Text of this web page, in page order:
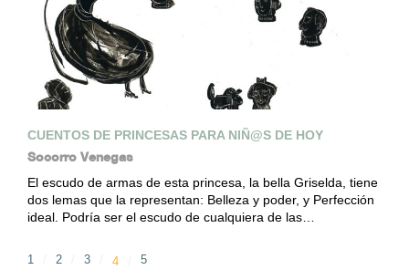
CUENTOS DE PRINCESAS PARA NIÑ@S DE HOY
Socorro Venegas
El escudo de armas de esta princesa, la bella Griselda, tiene
dos lemas que la representan: Belleza y poder, y Perfección
ideal. Podría ser el escudo de cualquiera de las…
1 2 3 4 5